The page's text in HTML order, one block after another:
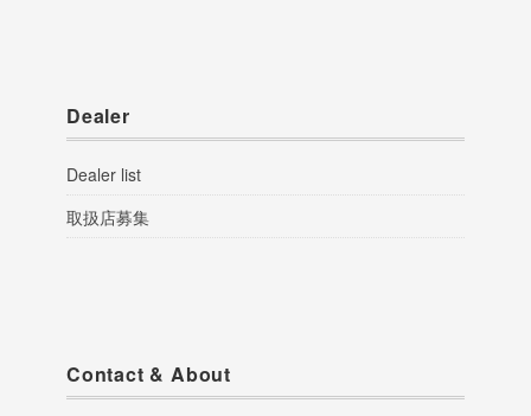
Dealer
Dealer list
取扱店募集
Contact & About